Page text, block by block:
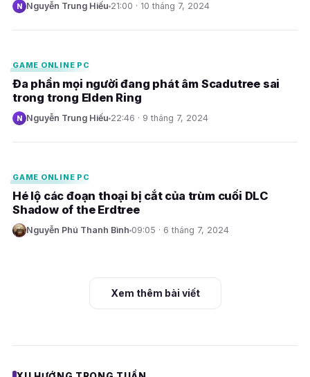
N Nguyễn Trung Hiếu 21:00 · 10 tháng 7, 2024
GAME ONLINE PC
Đa phần mọi người đang phát âm Scadutree sai
trong trong Elden Ring
N Nguyễn Trung Hiếu 22:46 · 9 tháng 7, 2024
GAME ONLINE PC
Hé lộ các đoạn thoại bị cắt của trùm cuối DLC
Shadow of the Erdtree
N Nguyễn Phú Thanh Bình 09:05 · 6 tháng 7, 2024
Xem thêm bài viết